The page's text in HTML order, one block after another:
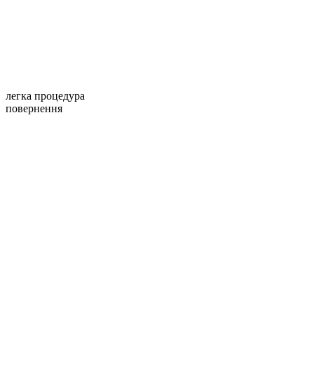
легка процедура
повернення